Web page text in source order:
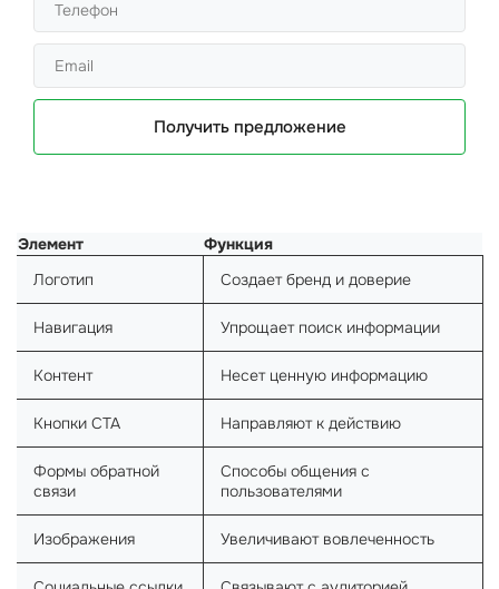
Получить предложение
Элемент
Функция
Логотип
Создает бренд и доверие
Навигация Упрощает поиск информации
Контент Несет ценную информацию
Кнопки CTA Направляют к действию
Формы обратной
связи
Способы общения с
пользователями
Изображения Увеличивают вовлеченность